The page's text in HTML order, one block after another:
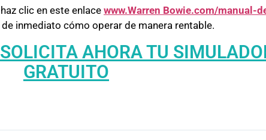
clic en este enlace www.Warren Bowie.com/manual-
inmediato cómo operar de manera rentable.
AHORA TU
GRATUITO